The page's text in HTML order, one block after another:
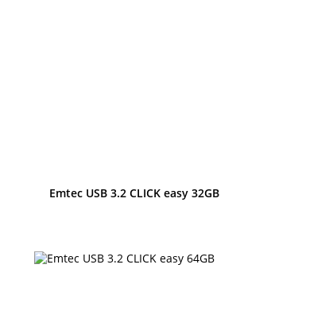
Anteprima
Emtec USB 3.2 CLICK easy 32GB